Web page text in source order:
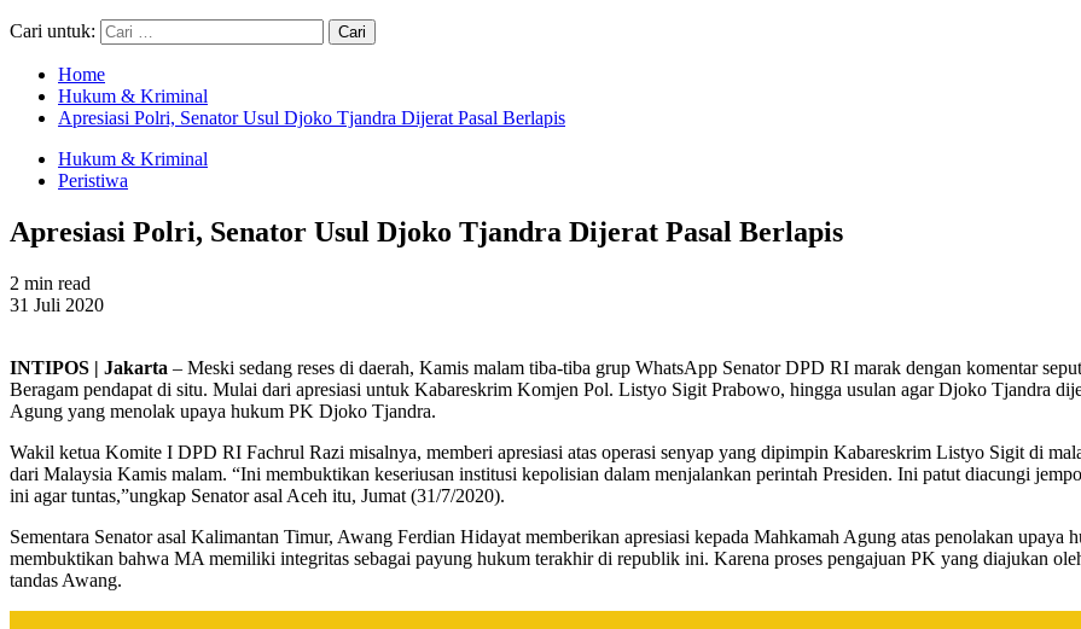
Cari untuk:
Home
Hukum & Kriminal
Apresiasi Polri, Senator Usul Djoko Tjandra Dijerat Pasal Berlapis
Hukum & Kriminal
Peristiwa
Apresiasi Polri, Senator Usul Djoko Tjandra Dijerat Pasal Berlapis
2 min read
31 Juli 2020
INTIPOS | Jakarta – Meski sedang reses di daerah, Kamis malam tiba-tiba grup WhatsApp Senator DPD RI marak dengan komentar
Beragam pendapat di situ. Mulai dari apresiasi untuk Kabareskrim Komjen Pol. Listyo Sigit Prabowo, hingga usulan agar Djoko Tjandra
Agung yang menolak upaya hukum PK Djoko Tjandra.
Wakil ketua Komite I DPD RI Fachrul Razi misalnya, memberi apresiasi atas operasi senyap yang dipimpin Kabareskrim Listyo Sigit di
dari Malaysia Kamis malam. “Ini membuktikan keseriusan institusi kepolisian dalam menjalankan perintah Presiden. Ini patut diacungi
ini agar tuntas,”ungkap Senator asal Aceh itu, Jumat (31/7/2020).
Sementara Senator asal Kalimantan Timur, Awang Ferdian Hidayat memberikan apresiasi kepada Mahkamah Agung atas penolakan
membuktikan bahwa MA memiliki integritas sebagai payung hukum terakhir di republik ini. Karena proses pengajuan PK yang diajukan
tandas Awang.